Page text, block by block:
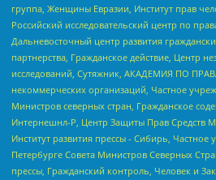
группа, Женщины Евразии, Институт прав
Российский исследовательский центр по
Дальневосточный центр развития
партнерства, Гражданское действие, Центр
исследований, Сутяжник, АКАДЕМИЯ ПО
некоммерческих организаций, Частное
Министров северных стран, Гражданское
Интернешнл-Р, Центр Защиты Прав Средств
Институт развития прессы - Сибирь, Частное
Петербурге Совета Министров Северных
прессы, Гражданский контроль, Человек и